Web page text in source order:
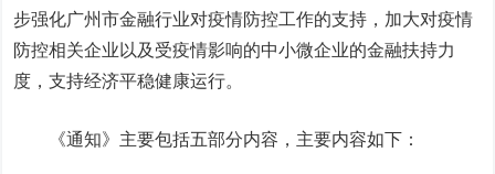
步强化广州市金融行业对疫情防控工作的支持，加大对疫情
防控相关企业以及受疫情影响的中小微企业的金融扶持力
度，支持经济平稳健康运行。
《通知》主要包括五部分内容，主要内容如下：